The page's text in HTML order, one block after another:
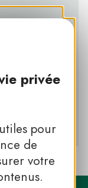
privée
pour
de
votre
DU